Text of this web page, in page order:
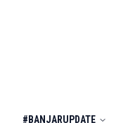
#BANJARUPDATE